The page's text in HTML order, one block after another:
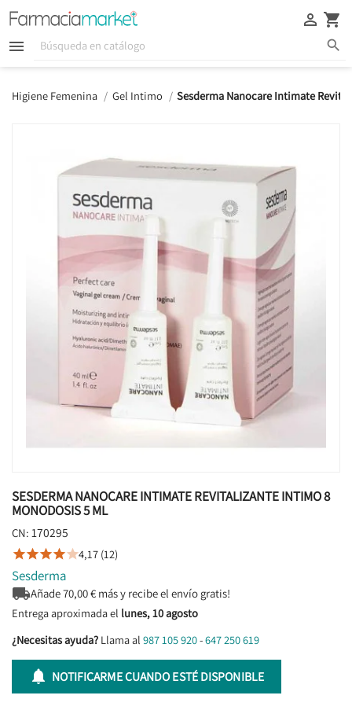
  
 
Higiene Femenina Gel Intimo Sesderma Nanocare Intimate
SESDERMA NANOCARE INTIMATE REVITALIZANTE INTIMO 8
MONODOSIS 5 ML
CN: 170295
4,17 (12)
Sesderma
Añade70,00€ más y recibe el envío gratis!
Entrega aproximada el lunes, 10 agosto
¿Necesitas ayuda? Llama al 987 105 920-647 250 619
 NOTIFICARME CUANDO ESTÉ DISPONIBLE